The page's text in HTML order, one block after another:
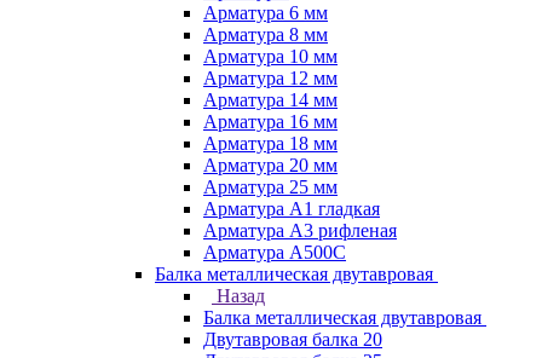
Арматура 6 мм
Арматура 8 мм
Арматура 10 мм
Арматура 12 мм
Арматура 14 мм
Арматура 16 мм
Арматура 18 мм
Арматура 20 мм
Арматура 25 мм
Арматура А1 гладкая
Арматура А3 рифленая
Арматура А500С
Балка металлическая двутавровая
Назад
Балка металлическая двутавровая
Двутавровая балка 20